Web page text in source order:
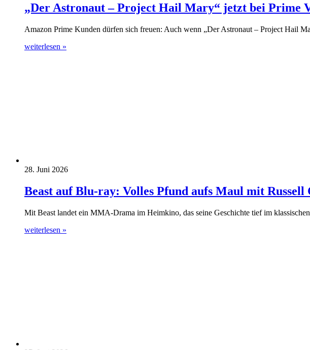
„Der Astronaut – Project Hail Mary“ jetzt bei Prime
Amazon Prime Kunden dürfen sich freuen: Auch wenn „Der Astronaut – Project Hail
weiterlesen »
28. Juni 2026
Beast auf Blu-ray: Volles Pfund aufs Maul mit Russell
Mit Beast landet ein MMA-Drama im Heimkino, das seine Geschichte tief im
weiterlesen »